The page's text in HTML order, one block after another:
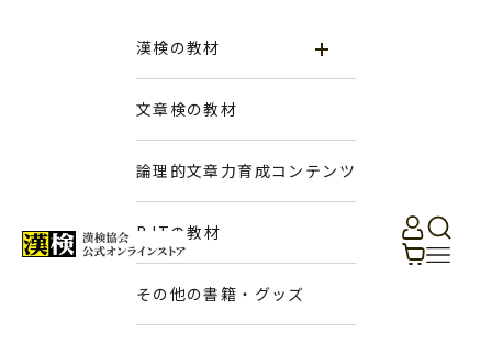
日本漢字能力検定協会 公式オンラインストア
ログイン
検索
カートメニュ
漢検の教材
文章検の教材
論理的文章力育成コンテンツ
BJTの教材
その他の書籍・グッズ